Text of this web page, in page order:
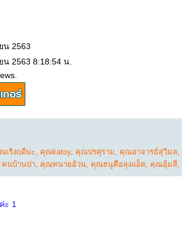
น 2563
น 2563 8:18:54 น.
เริงฤดีนะ, คุณkatoy, คุณปรศุราม, คุณอาจารย์สุวิมล,
นบ้านป่า, คุณทนายอ้วน, คุณธนูคือลุงแอ็ด, คุณอุ้มสี,
ขอบคุณ ที่แวะมาเยี่ยมค่ะ 1